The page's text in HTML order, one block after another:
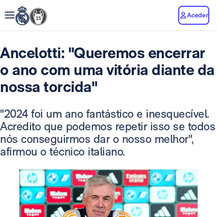
Aceder
Ancelotti: "Queremos encerrar
o ano com uma vitória diante da
nossa torcida"
"2024 foi um ano fantástico e inesquecível.
Acredito que podemos repetir isso se todos
nós conseguirmos dar o nosso melhor",
afirmou o técnico italiano.